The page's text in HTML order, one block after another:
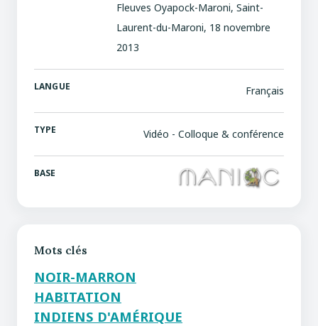
Fleuves Oyapock-Maroni, Saint-
Laurent-du-Maroni, 18 novembre
2013
LANGUE Français
TYPE Vidéo - Colloque & conférence
BASE
Mots clés
NOIR-MARRON
HABITATION
INDIENS D'AMÉRIQUE